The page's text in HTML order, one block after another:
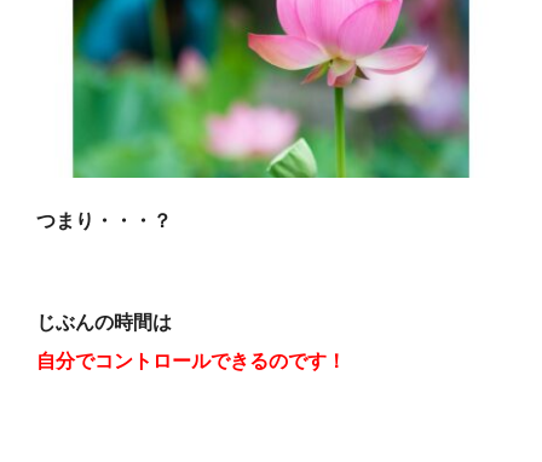
つまり・・・？
じぶんの時間は
自分でコントロールできるのです！